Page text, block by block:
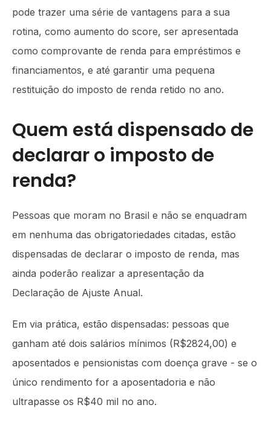
pode trazer uma série de vantagens para a sua
rotina, como aumento do score, ser apresentada
como comprovante de renda para empréstimos e
financiamentos, e até garantir uma pequena
restituição do imposto de renda retido no ano.
Quem está dispensado de
declarar o imposto de
renda?
Pessoas que moram no Brasil e não se enquadram
em nenhuma das obrigatoriedades citadas, estão
dispensadas de declarar o imposto de renda, mas
ainda poderão realizar a apresentação da
Declaração de Ajuste Anual.
Em via prática, estão dispensadas: pessoas que
ganham até dois salários mínimos (R$2824,00) e
aposentados e pensionistas com doença grave - se o
único rendimento for a aposentadoria e não
ultrapasse os R$40 mil no ano.